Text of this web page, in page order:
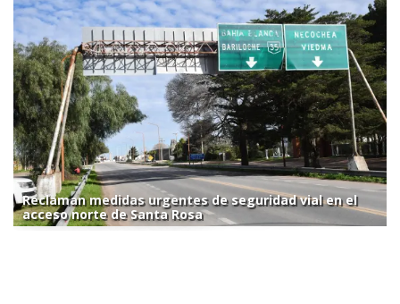
Reclaman medidas urgentes de seguridad vial en el
acceso norte de Santa Rosa